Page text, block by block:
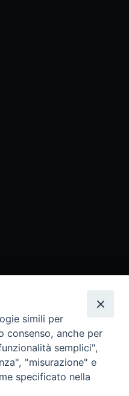
Digitale
simili per
consenso, anche per
semplici",
"misurazione" e
specificato nella